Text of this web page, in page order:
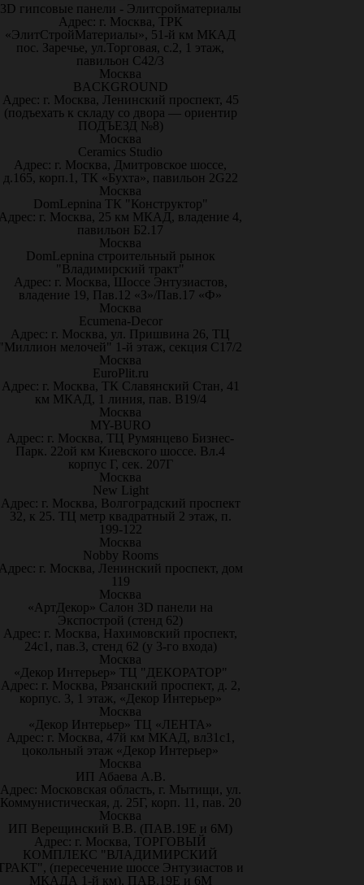
3D гипсовые панели - Элитсройматериалы
Адрес: г. Москва, ТРК
«ЭлитСтройМатериалы», 51-й км МКАД
пос. Заречье, ул.Торговая, с.2, 1 этаж,
павильон С42/3
Москва
BACKGROUND
Адрес: г. Москва, Ленинский проспект, 45
(подъехать к складу со двора — ориентир
ПОДЪЕЗД №8)
Москва
Ceramics Studio
Адрес: г. Москва, Дмитровское шоссе,
д.165, корп.1, ТК «Бухта», павильон 2G22
Москва
DomLepnina ТК "Конструктор"
г. Москва, 25 км МКАД, владение 4,
павильон Б2.17
Москва
DomLepnina строительный рынок
"Владимирский тракт"
Адрес: г. Москва, Шоссе Энтузиастов,
владение 19, Пав.12 «З»/Пав.17 «Ф»
Москва
Ecumena-Decor
Адрес: г. Москва, ул. Пришвина 26, ТЦ
мелочей" 1-й этаж, секция С17/2
Москва
EuroPlit.ru
Адрес: г. Москва, ТК Славянский Стан, 41
км МКАД, 1 линия, пав. В19/4
Москва
MY-BURO
Адрес: г. Москва, ТЦ Румянцево Бизнес-
Парк. 22ой км Киевского шоссе. Вл.4
корпус Г, сек. 207Г
Москва
New Light
Адрес: г. Москва, Волгоградский проспект
32, к 25. ТЦ метр квадратный 2 этаж, п.
199-122
Москва
Nobby Rooms
г. Москва, Ленинский проспект, дом
119
Москва
«АртДекор» Салон 3D панели на
Экспострой (стенд 62)
Адрес: г. Москва, Нахимовский проспект,
24с1, пав.3, стенд 62 (у 3-го входа)
Москва
«Декор Интерьер» ТЦ "ДЕКОРАТОР"
Адрес: г. Москва, Рязанский проспект, д. 2,
корпус. 3, 1 этаж, «Декор Интерьер»
Москва
«Декор Интерьер» ТЦ «ЛЕНТА»
Адрес: г. Москва, 47й км МКАД, вл31с1,
цокольный этаж «Декор Интерьер»
Москва
ИП Абаева А.В.
Адрес: Московская область, г. Мытищи, ул.
Коммунистическая, д. 25Г, корп. 11, пав. 20
Москва
ИП Верещинский В.В. (ПАВ.19Е и 6М)
Адрес: г. Москва, ТОРГОВЫЙ
КОМПЛЕКС "ВЛАДИМИРСКИЙ
(пересечение шоссе Энтузиастов и
МКАДА 1-й км), ПАВ.19Е и 6М